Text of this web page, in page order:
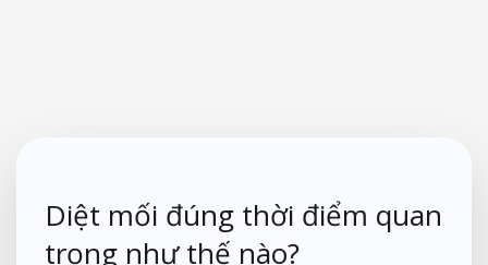
Diệt mối đúng thời điểm quan
trọng như thế nào?